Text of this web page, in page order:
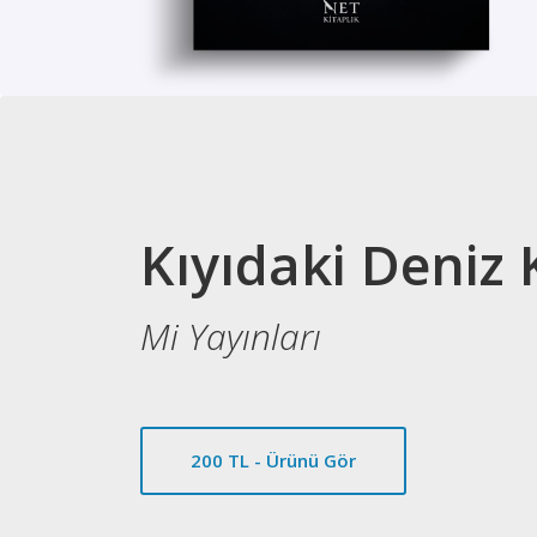
Kıyıdaki Deniz
Mi Yayınları
200 TL - Ürünü Gör